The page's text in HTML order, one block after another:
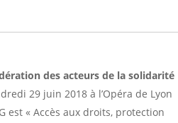
des acteurs de la solidarité
29 juin 2018 à l’Opéra de Lyon
est « Accès aux droits, protection